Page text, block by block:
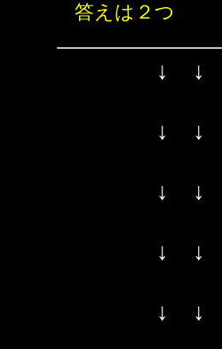
答えは２つ
↓ ↓
↓ ↓
↓ ↓
↓ ↓
↓ ↓